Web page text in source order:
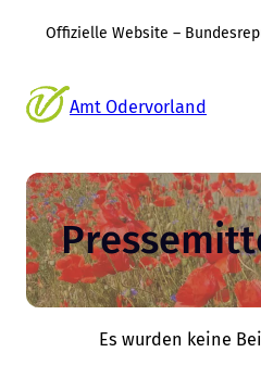
Offizielle Website –
Inhalt
springen
Amt Odervorland
Es wurden keine